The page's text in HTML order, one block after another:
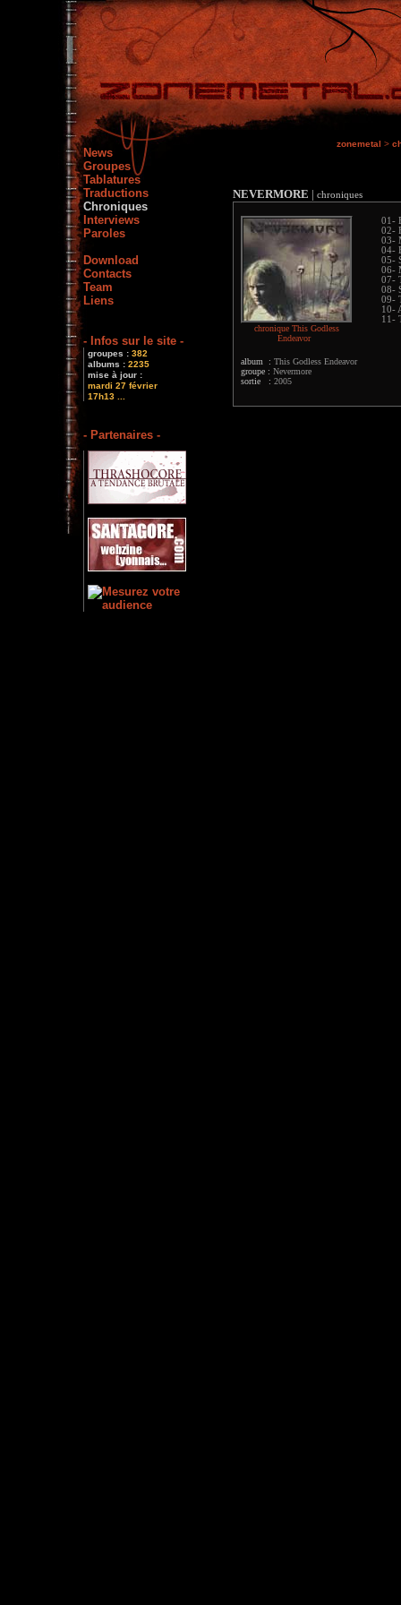
News
Groupes
Tablatures
Traductions
Chroniques
Interviews
Paroles
Download
Contacts
Team
Liens
- Infos sur le site -
groupes : 382
albums : 2235
mise à jour :
mardi 27 février
17h13 ...
- Partenaires -
zonemetal >
NEVERMORE | chroniques
chronique This Godless
Endeavor
album : This Godless Endeavor
groupe : Nevermore
sortie : 2005
01-
02-
03-
04-
05-
06-
07-
08-
09-
10-
11-